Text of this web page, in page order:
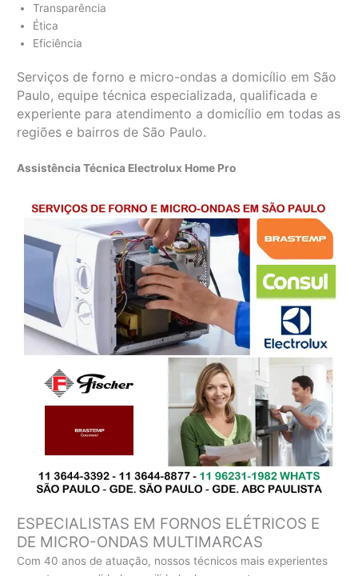
Transparência
Ética
Eficiência
Serviços de forno e micro-ondas a domicílio em São
Paulo, equipe técnica especializada, qualificada e
experiente para atendimento a domicílio em todas as
regiões e bairros de São Paulo.
Assistência Técnica Electrolux Home Pro
ESPECIALISTAS EM FORNOS ELÉTRICOS E
DE MICRO-ONDAS MULTIMARCAS
Com 40 anos de atuação, nossos técnicos mais experientes